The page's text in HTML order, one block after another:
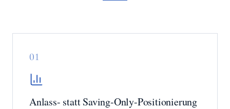
01
Anlass- statt Saving-Only-Positionierung